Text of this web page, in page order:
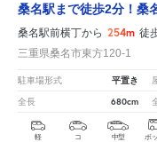
桑名駅まで徒歩2分！桑
桑名駅前横丁から 254m 徒
三重県桑名市東方120-1
駐車場形式 平置き
全長 680cm
軽 コ 中型 ボ